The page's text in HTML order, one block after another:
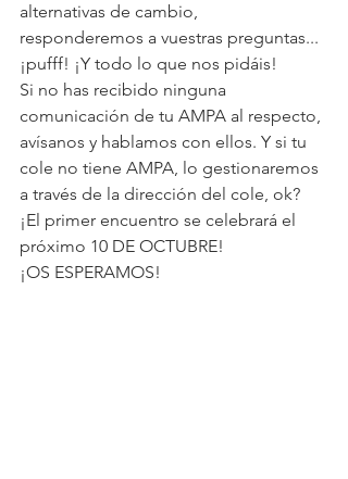
alternativas de cambio,
responderemos a vuestras preguntas...
¡pufff! ¡Y todo lo que nos pidáis!
Si no has recibido ninguna
comunicación de tu AMPA al respecto,
avísanos y hablamos con ellos. Y si tu
cole no tiene AMPA, lo gestionaremos
a través de la dirección del cole, ok?
¡El primer encuentro se celebrará el
próximo 10 DE OCTUBRE!
¡OS ESPERAMOS!